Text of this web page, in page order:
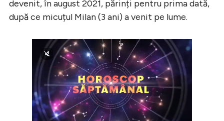
devenit, în august 2021, părinți pentru prima dată,
după ce micuțul Milan (3 ani) a venit pe lume.